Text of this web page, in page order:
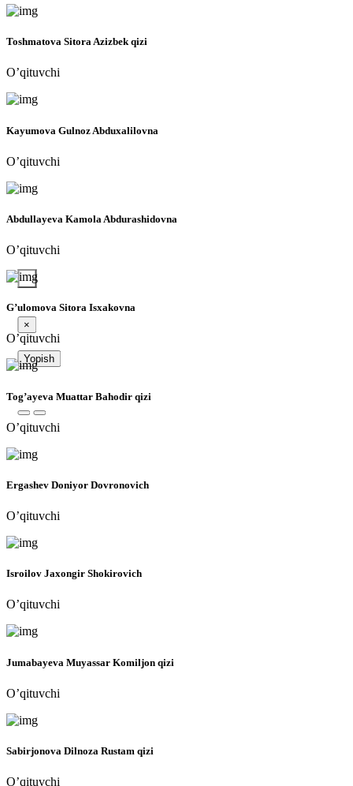
Toshmatova Sitora Azizbek qizi
O’qituvchi
Kayumova Gulnoz Abduxalilovna
O’qituvchi
Abdullayeva Kamola Abdurashidovna
O’qituvchi
G’ulomova Sitora Isxakovna
O’qituvchi
Tog’ayeva Muattar Bahodir qizi
O’qituvchi
Ergashev Doniyor Dovronovich
O’qituvchi
Isroilov Jaxongir Shokirovich
O’qituvchi
Jumabayeva Muyassar Komiljon qizi
O’qituvchi
Sabirjonova Dilnoza Rustam qizi
O’qituvchi
×
Yopish